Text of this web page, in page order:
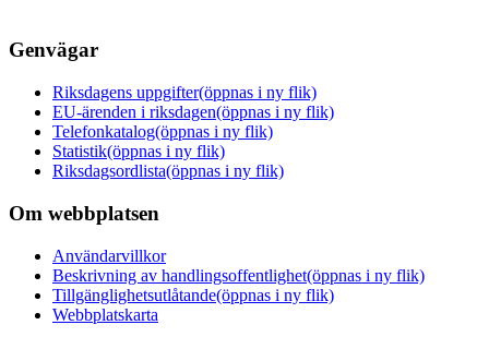
Genvägar
Riksdagens uppgifter(öppnas i ny flik)
EU-ärenden i riksdagen(öppnas i ny flik)
Telefonkatalog(öppnas i ny flik)
Statistik(öppnas i ny flik)
Riksdagsordlista(öppnas i ny flik)
Om webbplatsen
Användarvillkor
Beskrivning av handlingsoffentlighet(öppnas i ny flik)
Tillgänglighetsutlåtande(öppnas i ny flik)
Webbplatskarta